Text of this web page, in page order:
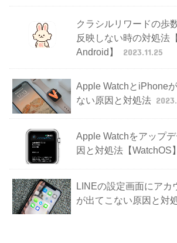
クラシルリワードの歩
反映しない時の対処法
Android】
2023.11.25
Apple WatchとiPhone
ない原因と対処法
Apple Watchをアップ
因と対処法【WatchOS
LINEの設定画面にアカ
が出てこない原因と対